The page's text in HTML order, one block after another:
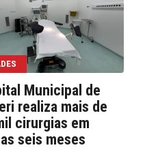
Municipal de
realiza mais de
cirurgias em
seis meses